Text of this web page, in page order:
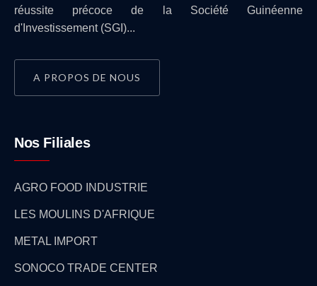
réussite précoce de la Société Guinéenne
d'Investissement (SGI)...
A PROPOS DE NOUS
Nos Filiales
AGRO FOOD INDUSTRIE
LES MOULINS D'AFRIQUE
METAL IMPORT
SONOCO TRADE CENTER